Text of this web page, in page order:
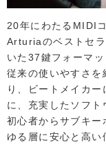
20年にわたるMIDI
Arturiaのベストセ
いた37鍵フォーマッ
従来の使いやすさを
り、ビートメイカ
に、充実したソフ
初心者からサブキー
ゆる層に安心と高い